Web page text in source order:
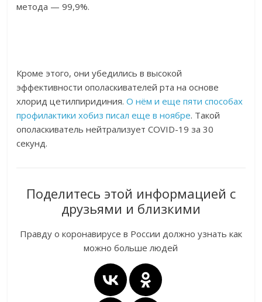
метода — 99,9%.
Кроме этого, они убедились в высокой
эффективности ополаскивателей рта на основе
хлорид цетилпиридиния.О нём и еще пяти способах
профилактики хобиз писал еще в ноябре. Такой
ополаскиватель нейтрализует COVID-19 за 30
секунд.
Поделитесь этой информацией с
друзьями и близкими
Правду о коронавирусе в России должно узнать как
можно больше людей